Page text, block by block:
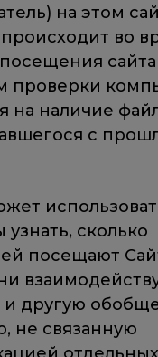
на этом
во
сайта
проверки
на наличие
с
узнать, сколько
посещают
и другую
не связанную